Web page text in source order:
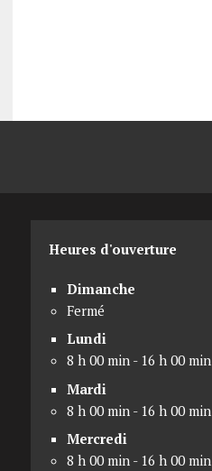
Heures d'ouverture
Dimanche
Fermé
Lundi
8 h 00 min - 16 h 00 min
Mardi
8 h 00 min - 16 h 00 min
Mercredi
8 h 00 min - 16 h 00 min